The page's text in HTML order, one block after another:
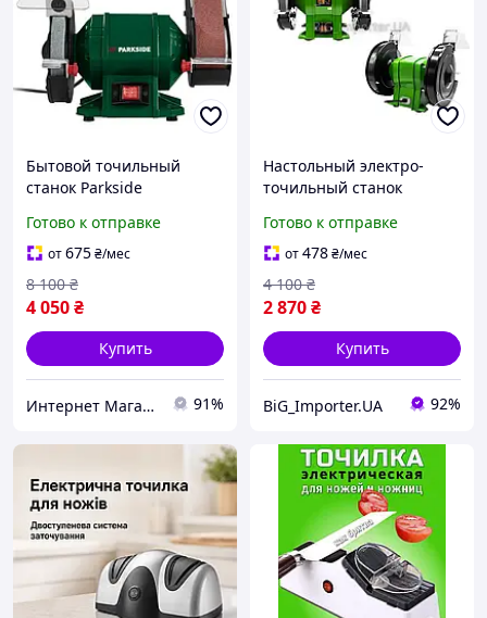
Бытовой точильный
станок Parkside
Электрическое точило,
Маленький точильный
станок, MTS
Готово к отправке
от675₴/мес
4 050₴
8 100 ₴
Купить
Интернет Магазин "StepShop" 91%
Настольный электро-
точильный станок
Вт, 2950 об/мин, диски
200 мм), Бытовое точило
Готово к отправке
от478₴/мес
2 870₴
4 100 ₴
Купить
BiG_Importer.UA 92%